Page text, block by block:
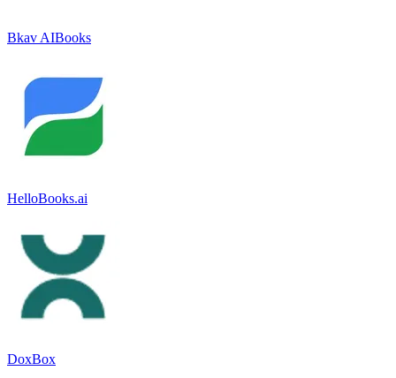
Bkav AIBooks
HelloBooks.ai
DoxBox